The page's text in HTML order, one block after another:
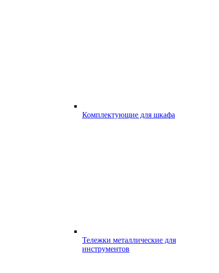
Комплектующие для шкафа
Тележки металлические для
инструментов